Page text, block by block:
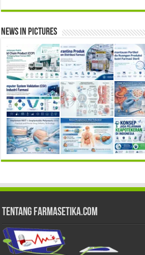
News in Pictures
Tentang Farmasetika.com